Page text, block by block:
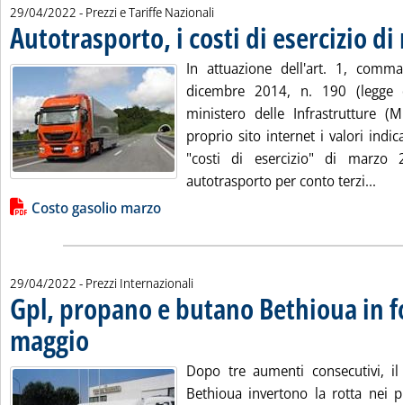
29/04/2022 - Prezzi e Tariffe Nazionali
Autotrasporto, i costi di esercizio di
In attuazione dell'art. 1,
dicembre 2014, n. 190
ministero delle Infrastrutture
proprio sito internet i valori
"costi di esercizio" di marzo
autotrasporto per conto terzi...
Lista allegati PDF alla notizia
Costo gasolio marzo
29/04/2022 - Prezzi Internazionali
Gpl, propano e butano Bethioua in
maggio . Pubblicata venerdì 29 aprile 2022 alle 10.42.
Dopo tre aumenti consecutivi,
Bethioua invertono la rotta nei